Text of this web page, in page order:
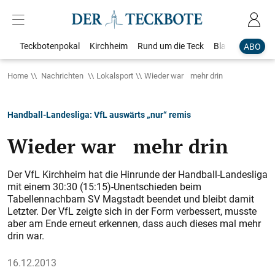
ABO
Teckbotenpokal Kirchheim Rund um die Teck Blaulicht
Home Nachrichten Lokalsport Wieder war mehr drin
Handball-Landesliga: VfL auswärts „nur“ remis
Wieder war mehr drin
Der VfL Kirchheim hat die Hinrunde der Handball-Landesliga
mit einem 30:30 (15:15)-Unentschieden beim
Tabellennachbarn SV Magstadt beendet und bleibt damit
Letzter. Der VfL zeigte sich in der Form verbessert, musste
aber am Ende erneut erkennen, dass auch dieses mal mehr
drin war.
16.12.2013